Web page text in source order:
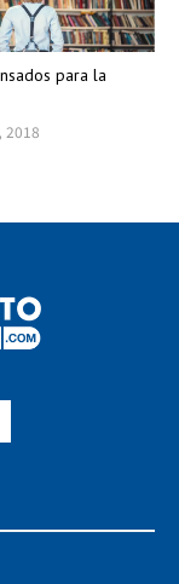
para la
2018